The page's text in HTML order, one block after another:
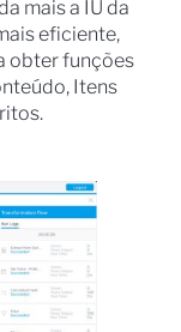
mais a IU da
eficiente,
obter funções
Itens